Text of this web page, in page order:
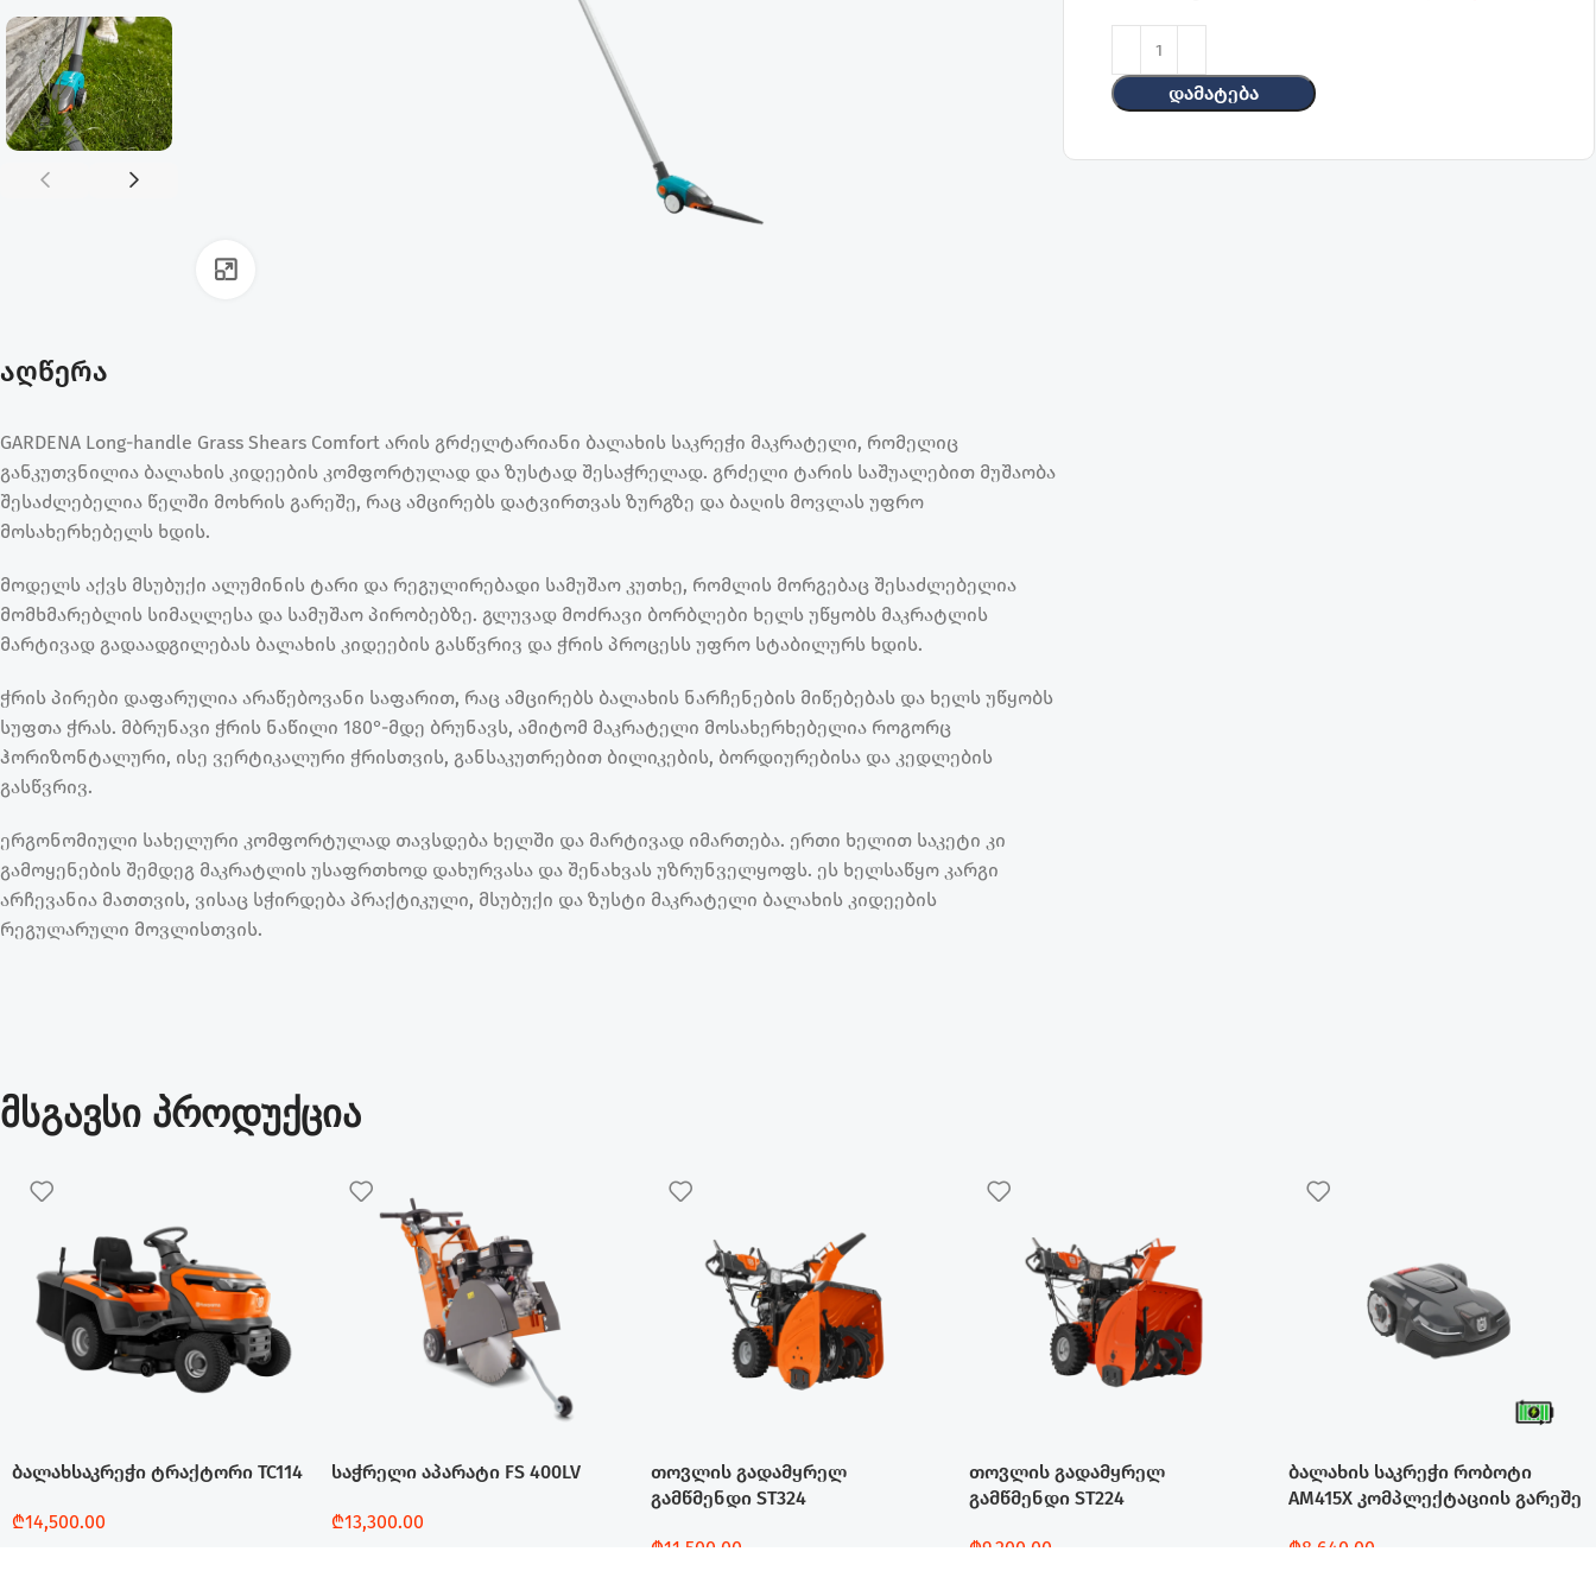
აღწერა
GARDENA Long-handle Grass Shears Comfort არის გრძელტარიანი ბალახის საკრეჭი მაკრატელი, რომელიც
განკუთვნილია ბალახის კიდეების კომფორტულად და ზუსტად შესაჭრელად. გრძელი ტარის საშუალებით მუშაობა
შესაძლებელია წელში მოხრის გარეშე, რაც ამცირებს დატვირთვას ზურგზე და ბაღის მოვლას უფრო
მოსახერხებელს ხდის.
მოდელს აქვს მსუბუქი ალუმინის ტარი და რეგულირებადი სამუშაო კუთხე, რომლის მორგებაც შესაძლებელია
მომხმარებლის სიმაღლესა და სამუშაო პირობებზე. გლუვად მოძრავი ბორბლები ხელს უწყობს მაკრატლის
მარტივად გადაადგილებას ბალახის კიდეების გასწვრივ და ჭრის პროცესს უფრო სტაბილურს ხდის.
ჭრის პირები დაფარულია არაწებოვანი საფარით, რაც ამცირებს ბალახის ნარჩენების მიწებებას და ხელს უწყობს
სუფთა ჭრას. მბრუნავი ჭრის ნაწილი 180°-მდე ბრუნავს, ამიტომ მაკრატელი მოსახერხებელია როგორც
ჰორიზონტალური, ისე ვერტიკალური ჭრისთვის, განსაკუთრებით ბილიკების, ბორდიურებისა და კედლების
გასწვრივ.
ერგონომიული სახელური კომფორტულად თავსდება ხელში და მარტივად იმართება. ერთი ხელით საკეტი კი
გამოყენების შემდეგ მაკრატლის უსაფრთხოდ დახურვასა და შენახვას უზრუნველყოფს. ეს ხელსაწყო კარგი
არჩევანია მათთვის, ვისაც სჭირდება პრაქტიკული, მსუბუქი და ზუსტი მაკრატელი ბალახის კიდეების
რეგულარული მოვლისთვის.
Დამატება
მსგავსი პროდუქცია
ბალახსაკრეჭი ტრაქტორი TC114
₾14,500.00
საჭრელი აპარატი FS 400LV
₾13,300.00
თოვლის გადამყრელ
გამწმენდი ST324
₾11,500.00
თოვლის გადამყრელ
გამწმენდი ST224
₾9,200.00
ბალახის საკრეჭი რობოტი
AM415X კომპლექტაციის გარეშე
₾8,640.00